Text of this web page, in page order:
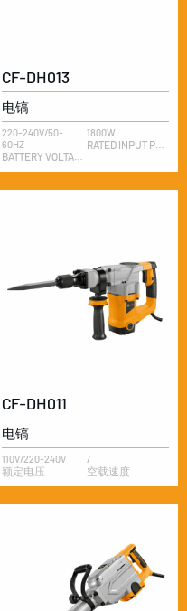
CF-DH013
电镐
220-240V/50-
60HZ
BATTERY VOLTAGE
1800W
RATED INPUT POWER
CF-DH011
电镐
110V/220-240V
额定电压
/
空载速度